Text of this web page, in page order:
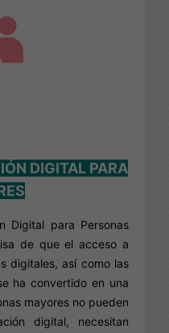
DIGITAL PARA
Digital para Personas
de que el acceso a
digitales, así como las
ha convertido en una
mayores no pueden
digital, necesitan